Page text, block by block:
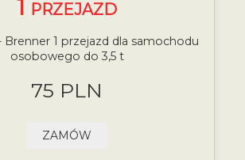
1 PRZEJAZD
Brenner 1 przejazd dla samochodu
osobowego do 3,5 t
75 PLN
ZAMÓW